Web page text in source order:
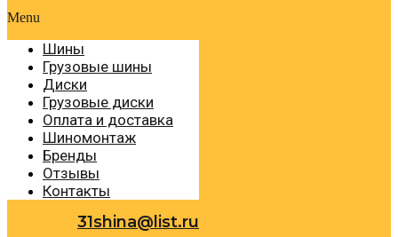
Menu
Шины
Грузовые шины
Диски
Грузовые диски
Оплата и доставка
Шиномонтаж
Бренды
Отзывы
Контакты
31shina@list.ru